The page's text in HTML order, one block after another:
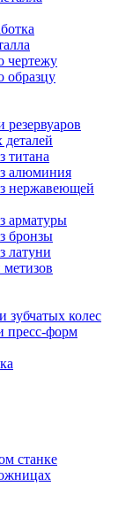
чертежу
образцу
резервуаров
деталей
титана
алюминия
нержавеющей
арматуры
бронзы
латуни
зубчатых колес
пресс-форм
станке